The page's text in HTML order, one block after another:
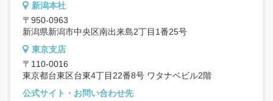
新潟本社
〒950-0963
新潟県新潟市中央区南出来島2丁目1番25号
東京支店
〒110-0016
東京都台東区台東4丁目22番8号 ワタナベビル2階
公式サイト・お問い合わせ先